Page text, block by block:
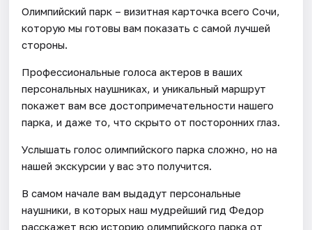
Олимпийский парк – визитная карточка всего Сочи,
которую мы готовы вам показать с самой лучшей
стороны.
Профессиональные голоса актеров в ваших
персональных наушниках, и уникальный маршрут
покажет вам все достопримечательности нашего
парка, и даже то, что скрыто от посторонних глаз.
Услышать голос олимпийского парка сложно, но на
нашей экскурсии у вас это получится.
В самом начале вам выдадут персональные
наушники, в которых наш мудрейший гид Федор
расскажет всю историю олимпийского парка от